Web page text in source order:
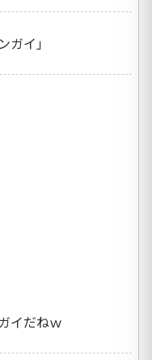
ガイ」
イだねｗ